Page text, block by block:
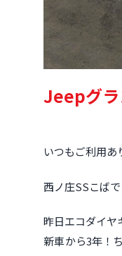
Jeepグラ
いつもご利用あ
西ノ庄SSこばで
昨日エコダイヤ
新車から3年！